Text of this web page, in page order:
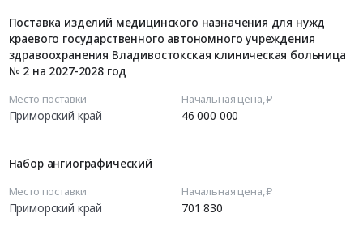
Поставка изделий медицинского назначения для нужд
краевого государственного автономного учреждения
здравоохранения Владивостокская клиническая больница
№ 2 на 2027-2028 год
Место поставки
Приморский край
Начальная цена, ₽
46 000 000
Набор ангиографический
Место поставки
Приморский край
Начальная цена, ₽
701 830